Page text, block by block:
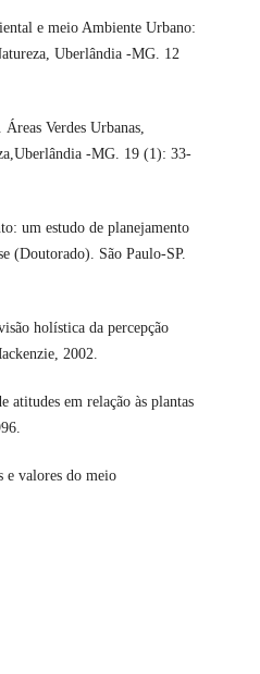
e meio Ambiente Urbano:
Uberlândia -MG. 12
Verdes Urbanas,
-MG. 19 (1): 33-
um estudo de planejamento
(Doutorado). São Paulo-SP.
holística da percepção
2002.
em relação às plantas
e valores do meio